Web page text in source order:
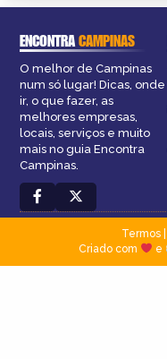
ENCONTRACAMPINAS
O melhor de Campinas
num só lugar! Dicas, onde
ir, o que fazer, as
melhores empresas,
locais, serviços e muito
mais no guia Encontra
Campinas.
Termos|
Criado com
e